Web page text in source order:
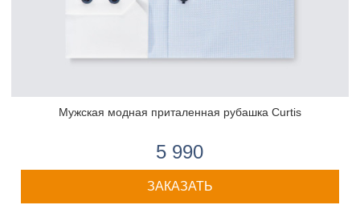
Мужская модная приталенная рубашка Curtis
5 990
ЗАКАЗАТЬ